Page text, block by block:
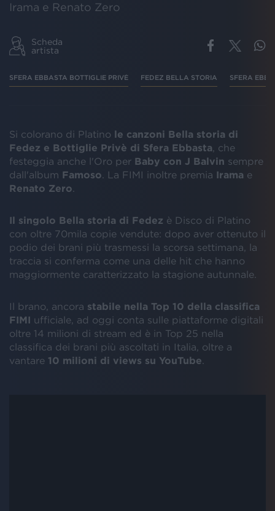
Irama e Renato Zero
Scheda
artista
SFERA EBBASTA BOTTIGLIE PRIVÈ FEDEZ BELLA STORIA SFERA
Si colorano di Platino le canzoni Bella storia di
Fedez e Bottiglie Privè di Sfera Ebbasta , che
festeggia anche l'Oro per Baby con J Balvin sempre
dall'album Famoso . La FIMI inoltre premia Irama e
Renato Zero
Il singolo Bella storia di Fedez è Disco di Platino
con oltre 70mila copie vendute: dopo aver ottenuto il
podio dei brani più trasmessi la scorsa settimana, la
traccia si conferma come una delle hit che hanno
maggiormente caratterizzato la stagione autunnale.
Il brano, ancora stabile nella Top 10 della classifica
FIMI ufficiale, ad oggi conta sulle piattaforme digitali
oltre 14 milioni di stream ed è in Top 25 nella
classifica dei brani più ascoltati in Italia, oltre a
vantare 10 milioni di views su YouTube